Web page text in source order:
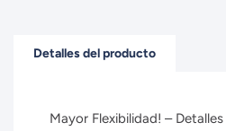
Detalles del producto
Mayor Flexibilidad! –